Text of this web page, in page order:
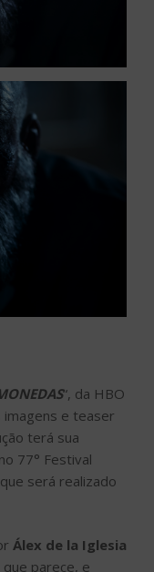
“, da HBO
imagens e teaser
terá sua
77° Festival
será realizado
Álex de la Iglesia
parece, e